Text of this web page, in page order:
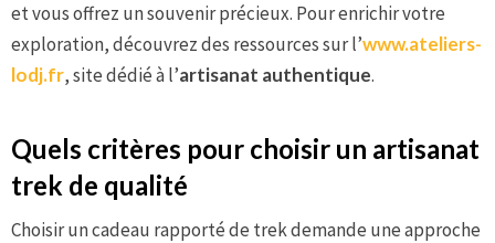
et vous offrez un souvenir précieux. Pour enrichir votre
exploration, découvrez des ressources sur l’www.ateliers-
lodj.fr, site dédié à l’artisanat authentique.
Quels critères pour choisir un artisanat
trek de qualité
Choisir un cadeau rapporté de trek demande une approche